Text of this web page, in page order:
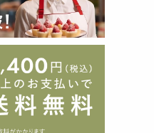
)1本、ペンチョコ(ピンク)1
うチョコモールド1枚、ペー
材(ラッピング袋&チェック
写真入りレシピ
ンテレフタレート 耐熱温